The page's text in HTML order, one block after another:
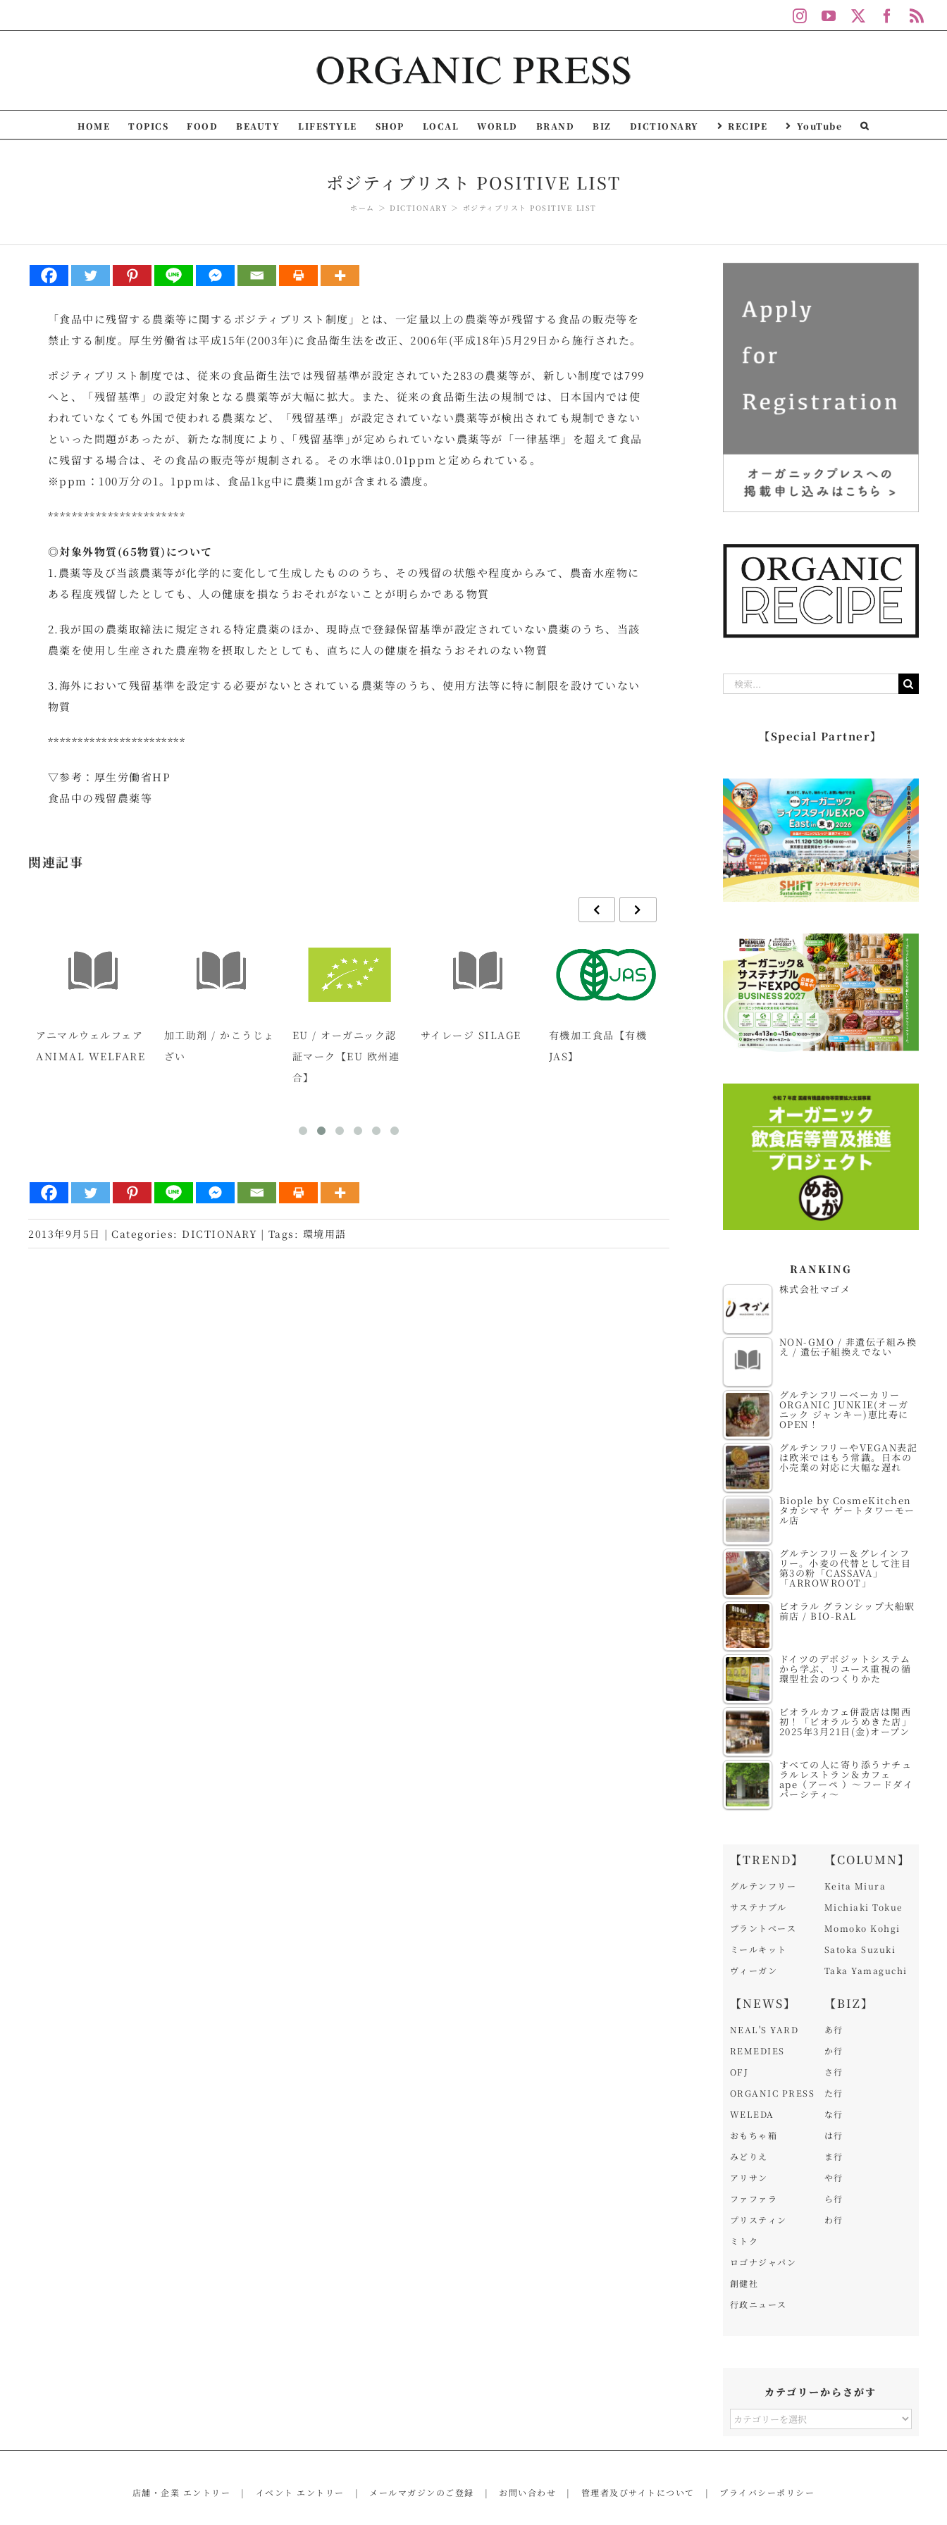
to
InstagramYouTube
HOME TOPICS FOOD BEAUTY LIFESTYLE SHOP LOCAL WORLD BRAND BIZ DICTIONARY RECIPE YouTube
ポジティブリスト POSITIVE LIST
ホーム DICTIONARY ポジティブリスト POSITIVE LIST
「食品中に残留する農薬等に関するポジティブリスト制度」とは、一定量以上の農薬等が残留する食品の販売等を
禁止する制度。厚生労働省は平成15年(2003年)に食品衛生法を改正、2006年(平成18年)5月29日から施行された。
ポジティブリスト制度では、従来の食品衛生法では残留基準が設定されていた283の農薬等が、新しい制度では799
へと、「残留基準」の設定対象となる農薬等が大幅に拡大。また、従来の食品衛生法の規制では、日本国内では使
われていなくても外国で使われる農薬など、「残留基準」が設定されていない農薬等が検出されても規制できない
といった問題があったが、新たな制度により、｢残留基準｣が定められていない農薬等が「一律基準」を超えて食品
に残留する場合は、その食品の販売等が規制される。その水準は0.01ppmと定められている。
※ppm：100万分の1。1ppmは、食品1kg中に農薬1mgが含まれる濃度。
***********************
◎対象外物質(65物質)について
1.農薬等及び当該農薬等が化学的に変化して生成したもののうち、その残留の状態や程度からみて、農畜水産物に
ある程度残留したとしても、人の健康を損なうおそれがないことが明らかである物質
2.我が国の農薬取締法に規定される特定農薬のほか、現時点で登録保留基準が設定されていない農薬のうち、当該
農薬を使用し生産された農産物を摂取したとしても、直ちに人の健康を損なうおそれのない物質
3.海外において残留基準を設定する必要がないとされている農薬等のうち、使用方法等に特に制限を設けていない
物質
***********************
▽参考：厚生労働省HP
食品中の残留農薬等
関連記事
アニマルウェルフェア
ANIMAL WELFARE
加工助剤 / かこうじょ
ざい
EU / オーガニック認
証マーク【EU 欧州連
合】
サイレージ SILAGE
有機加工食品【有機
JAS】
ゲノム編集技術応用食
アニマルウェルフェア
2013年9月5日 | Categories:DICTIONARY | Tags: 環境用語
【Special Partner】
RANKING
株式会社マゴメ
NON-GMO / 非遺伝子組み換
え / 遺伝子組換えでない
グルテンフリーベーカリー
ORGANIC JUNKIE(オーガ
ニック ジャンキー)恵比寿に
OPEN！
グルテンフリーやVEGAN表記
は欧米ではもう常識。日本の
小売業の対応に大幅な遅れ
Biople by CosmeKitchen
タカシマヤ ゲートタワーモー
ル店
グルテンフリー＆グレインフ
リー。小麦の代替として注目
第3の粉「CASSAVA」
「ARROWROOT」
ビオラル グランシップ大船駅
前店 / BIO-RAL
ドイツのデポジットシステム
から学ぶ、リユース重視の循
環型社会のつくりかた
ビオラルカフェ併設店は関西
初！「ビオラルうめきた店」
2025年3月21日(金)オープン
すべての人に寄り添うナチュ
ラルレストラン＆カフェ
ape（アーペ ）～フードダイ
バーシティ～
【TREND】
グルテンフリー
サステナブル
プラントベース
ミールキット
ヴィーガン
【NEWS】
NEAL'S YARD
REMEDIES
OFJ
ORGANIC PRESS
WELEDA
おもちゃ箱
みどりえ
アリサン
ファファラ
プリスティン
ミトク
ロゴナジャパン
創健社
行政ニュース
【COLUMN】
Keita Miura
Michiaki Tokue
Momoko Kohgi
Satoka Suzuki
Taka Yamaguchi
【BIZ】
あ行
か行
さ行
た行
な行
は行
ま行
や行
ら行
わ行
カテゴリーからさがす
カ
ー
店舗・企業 エントリー イベント エントリー メールマガジンのご登録 お問い合わせ 管理者及びサイトについて プライバシーポリシー